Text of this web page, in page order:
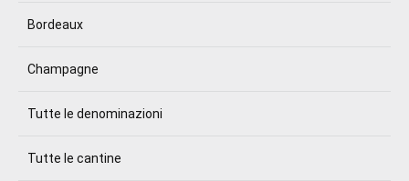
Bordeaux
Champagne
Tutte le denominazioni
Tutte le cantine